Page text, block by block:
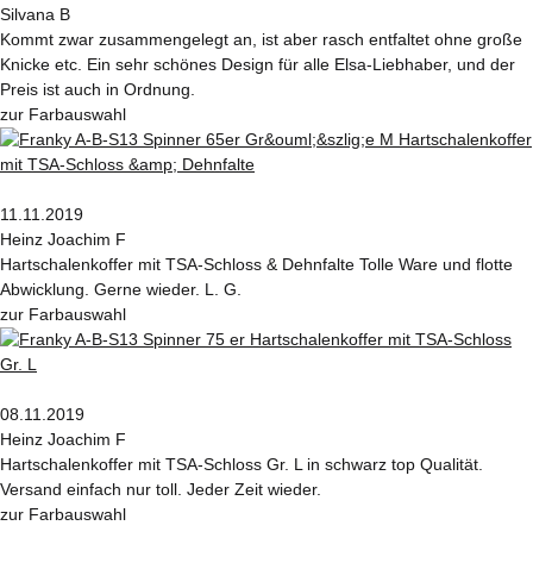
Silvana B
Kommt zwar zusammengelegt an, ist aber rasch entfaltet ohne große
Knicke etc. Ein sehr schönes Design für alle Elsa-Liebhaber, und der
Preis ist auch in Ordnung.
zur Farbauswahl
11.11.2019
Heinz Joachim F
Hartschalenkoffer mit TSA-Schloss & Dehnfalte Tolle Ware und flotte
Abwicklung. Gerne wieder. L. G.
zur Farbauswahl
08.11.2019
Heinz Joachim F
Hartschalenkoffer mit TSA-Schloss Gr. L in schwarz top Qualität.
Versand einfach nur toll. Jeder Zeit wieder.
zur Farbauswahl